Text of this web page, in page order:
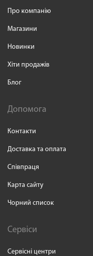
Про компанію
Магазини
Новинки
Хіти продажів
Блог
Допомога
Контакти
Доставка та оплата
Співпраця
Карта сайту
Чорний список
Сервіси
Сервісні центри